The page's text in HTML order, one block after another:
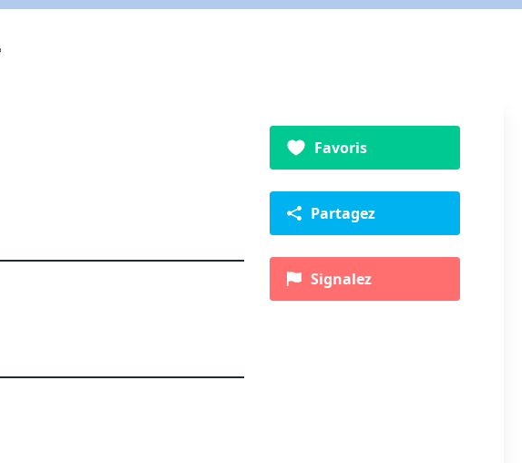
Favoris
Partagez
Signalez